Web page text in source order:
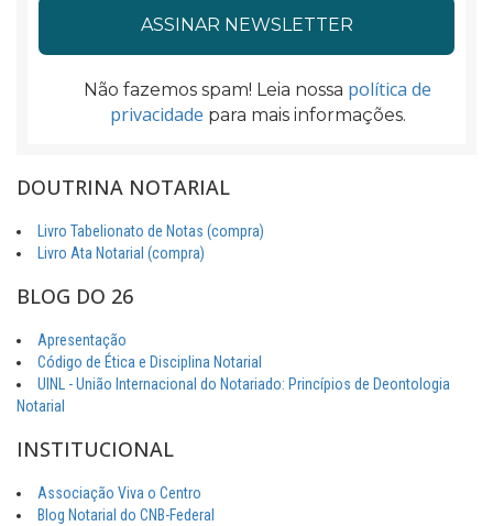
Não fazemos spam! Leia nossa política de
privacidade para mais informações.
DOUTRINA NOTARIAL
Livro Tabelionato de Notas (compra)
Livro Ata Notarial (compra)
BLOG DO 26
Apresentação
Código de Ética e Disciplina Notarial
UINL - União Internacional do Notariado: Princípios de Deontologia
Notarial
INSTITUCIONAL
Associação Viva o Centro
Blog Notarial do CNB-Federal